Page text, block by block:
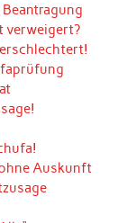
Beantragung
verweigert?
Auskunft